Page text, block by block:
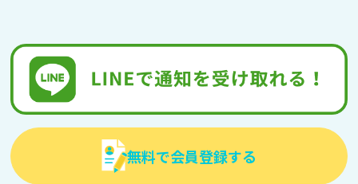
無料で会員登録する